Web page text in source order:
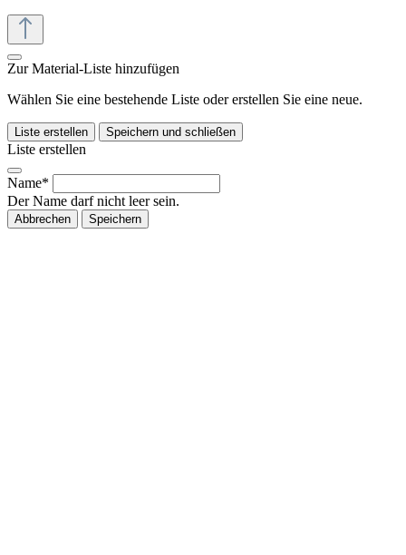
Zur Material-Liste hinzufügen
Wählen Sie eine bestehende Liste oder erstellen Sie eine neue.
Liste erstellen Speichern und schließen
Liste erstellen
Name*
Der Name darf nicht leer sein.
Abbrechen Speichern